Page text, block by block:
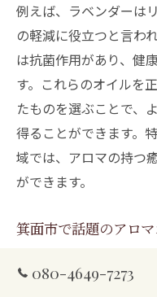
例えば、ラベンダーは
の軽減に役立つと言わ
は抗菌作用があり、健
す。これらのオイルを
たものを選ぶことで、
得ることができます。
域では、アロマの持つ
ができます。
箕面市で話題のアロ
箕面市で注目されてい
の人々にリラクゼーシ
080-4649-7273